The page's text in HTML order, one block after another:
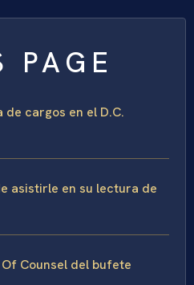
PAGE
cargos en el D.C.
asistirle en su lectura de
Counsel del bufete